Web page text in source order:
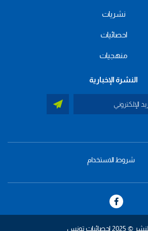
نشريات
احصائيات
منهجيات
النشرة الإخبارية
footer
شروط الاستخدام
إحصائيات تونس